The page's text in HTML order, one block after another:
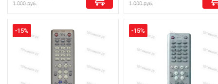
1 000 руб. 1 000 руб.
-15% -15%